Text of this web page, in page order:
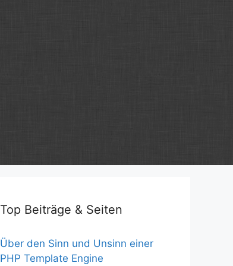
Top Beiträge & Seiten
Über den Sinn und Unsinn einer
PHP Template Engine